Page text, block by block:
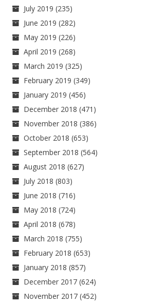
July 2019 (235)
June 2019 (282)
May 2019 (226)
April 2019 (268)
March 2019 (325)
February 2019 (349)
January 2019 (456)
December 2018 (471)
November 2018 (386)
October 2018 (653)
September 2018 (564)
August 2018 (627)
July 2018 (803)
June 2018 (716)
May 2018 (724)
April 2018 (678)
March 2018 (755)
February 2018 (653)
January 2018 (857)
December 2017 (624)
November 2017 (452)